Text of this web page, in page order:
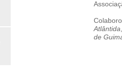
Atlântida
de